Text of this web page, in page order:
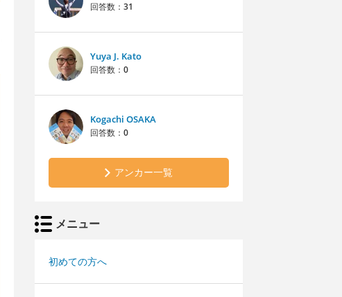
回答数： 31
Yuya J. Kato
回答数： 0
Kogachi OSAKA
回答数： 0
アンカー一覧
メニュー
初めての方へ